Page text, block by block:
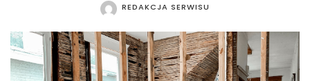
POSTED
REDAKCJA SERWISU